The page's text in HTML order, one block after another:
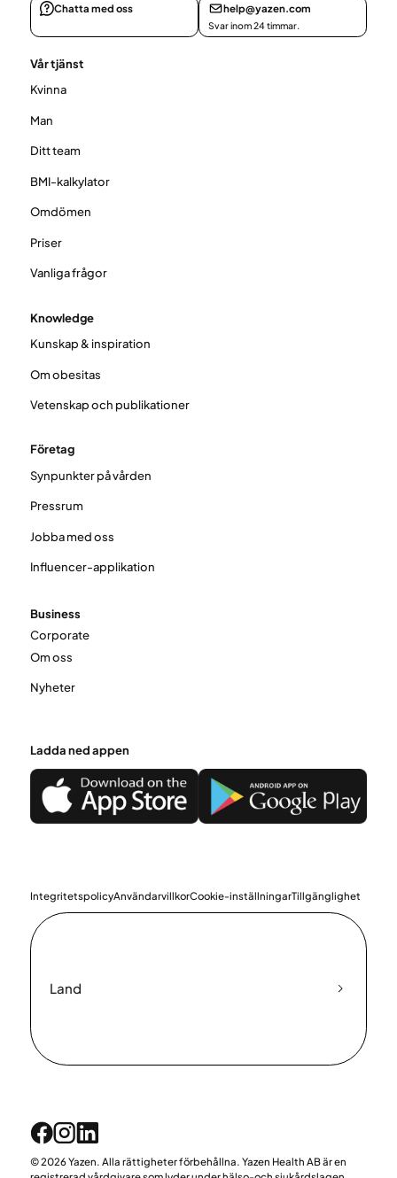
Chatta med oss help@yazen.com
Svar inom 24 timmar.
Vår tjänst
Kvinna
Man
Ditt team
BMI-kalkylator
Omdömen
Priser
Vanliga frågor
Knowledge
Kunskap & inspiration
Om obesitas
Vetenskap och publikationer
Företag
Synpunkter på vården
Pressrum
Jobba med oss
Influencer-applikation
Business
Corporate
Om oss
Nyheter
Ladda ned appen
IntegritetspolicyAnvändarvillkorCookie-inställningarTillgänglighet
Land
© 2026 Yazen. Alla rättigheter förbehållna. Yazen Health AB är en